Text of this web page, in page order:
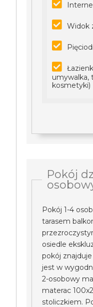
Widok
umywalka,
kosmetyki)
Pokój
Pokój 1-4
tarasem
osiedle
pokój
jest w
2-osobowy
materac
stoliczkiem.